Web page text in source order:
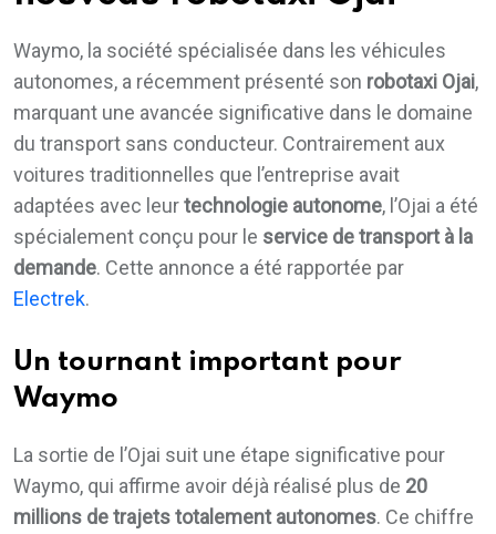
Waymo, la société spécialisée dans les véhicules
autonomes, a récemment présenté son robotaxi Ojai,
marquant une avancée significative dans le domaine
du transport sans conducteur. Contrairement aux
voitures traditionnelles que l’entreprise avait
adaptées avec leurtechnologie autonome, l’Ojai a été
spécialement conçu pour le service de transport à la
demande. Cette annonce a été rapportée par
Electrek.
Un tournant important pour
Waymo
La sortie de l’Ojai suit une étape significative pour
Waymo, qui affirme avoir déjà réalisé plus de 20
millions de trajets totalement autonomes. Ce chiffre